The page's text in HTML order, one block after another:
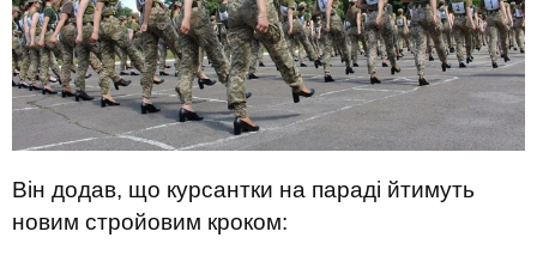
Він додав, що курсантки на параді йтимуть
новим стройовим кроком: